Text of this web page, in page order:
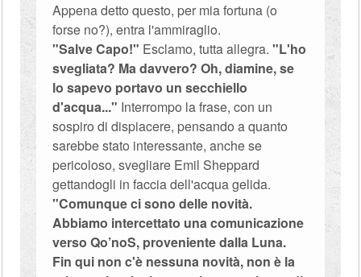
Appena detto questo, per mia fortuna (o
forse no?), entra l'ammiraglio.
"Salve Capo!" Esclamo, tutta allegra."L'ho
svegliata? Ma davvero? Oh, diamine, se
lo sapevo portavo un secchiello
d'acqua..." Interrompo la frase, con un
sospiro di dispiacere, pensando a quanto
sarebbe stato interessante, anche se
pericoloso, svegliare Emil Sheppard
gettandogli in faccia dell'acqua gelida.
"Comunque ci sono delle novità.
Abbiamo intercettato una comunicazione
verso Qo’noS, proveniente dalla Luna.
Fin qui non c'è nessuna novità, non è la